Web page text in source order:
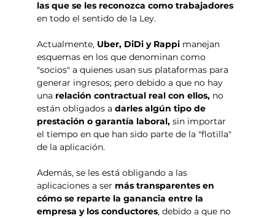
las que se les reconozca como trabajadores
en todo el sentido de la Ley.
Actualmente, Uber, DiDi y Rappi manejan
esquemas en los que denominan como
"socios" a quienes usan sus plataformas para
generar ingresos; pero debido a que no hay
una relación contractual real con ellos, no
están obligados a darles algún tipo de
prestación o garantía laboral, sin importar
el tiempo en que han sido parte de la "flotilla"
de la aplicación.
Además, se les está obligando a las
aplicaciones a ser más transparentes en
cómo se reparte la ganancia entre la
empresa y los conductores, debido a que no